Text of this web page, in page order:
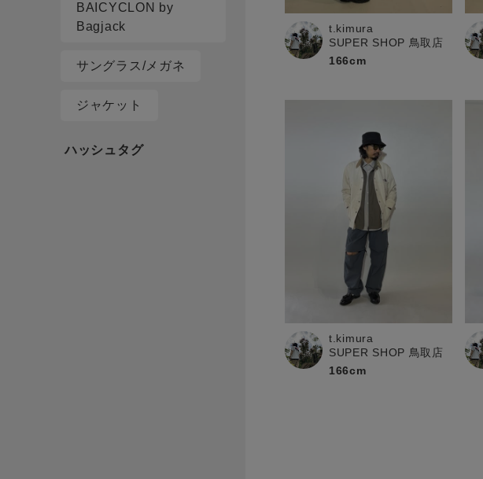
BAICYCLON by
Bagjack
サングラス/メガネ
ジャケット
t.kimura
SUPER SHOP 鳥取店
166cm
t.kimura
SUPER SHOP 鳥取店
166cm